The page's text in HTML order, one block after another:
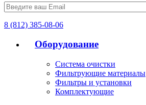
8 (812) 385-08-06
Оборудование
Система очистки
Фильтрующие материалы
Фильтры и установки
Комплектующие